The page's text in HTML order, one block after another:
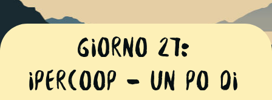
Giorno 27:
IperCoop – Un po di